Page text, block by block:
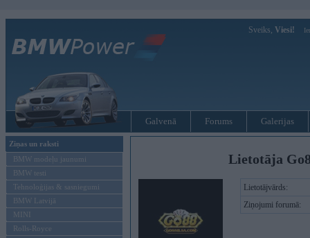
Sveiks, Viesi!
Galvenā Forums Galerijas
Ziņas un raksti
BMW modeļu jaunumi
BMW testi
Tehnoloģijas & sasniegumi
BMW Latvijā
MINI
Rolls-Royce
Lietotāja
Lietotājvārds:
Ziņojumi forumā: